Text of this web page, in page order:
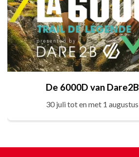
De 6000D van Dare2B
30 juli tot en met 1 augustus